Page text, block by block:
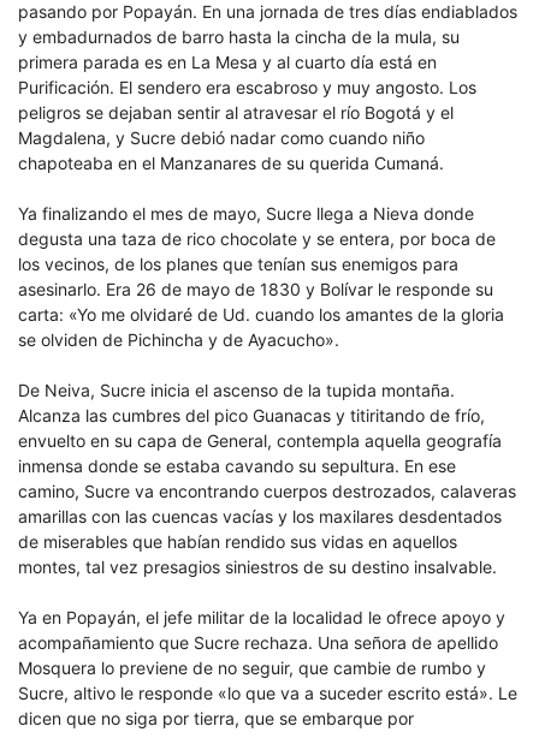
pasando por Popayán. En una jornada de tres días endiablados
y embadurnados de barro hasta la cincha de la mula, su
primera parada es en La Mesa y al cuarto día está en
Purificación. El sendero era escabroso y muy angosto. Los
peligros se dejaban sentir al atravesar el río Bogotá y el
Magdalena, y Sucre debió nadar como cuando niño
chapoteaba en el Manzanares de su querida Cumaná.
Ya finalizando el mes de mayo, Sucre llega a Nieva donde
degusta una taza de rico chocolate y se entera, por boca de
los vecinos, de los planes que tenían sus enemigos para
asesinarlo. Era 26 de mayo de 1830 y Bolívar le responde su
carta: «Yo me olvidaré de Ud. cuando los amantes de la gloria
se olviden de Pichincha y de Ayacucho».
De Neiva, Sucre inicia el ascenso de la tupida montaña.
Alcanza las cumbres del pico Guanacas y titiritando de frío,
envuelto en su capa de General, contempla aquella geografía
inmensa donde se estaba cavando su sepultura. En ese
camino, Sucre va encontrando cuerpos destrozados, calaveras
amarillas con las cuencas vacías y los maxilares desdentados
de miserables que habían rendido sus vidas en aquellos
montes, tal vez presagios siniestros de su destino insalvable.
Ya en Popayán, el jefe militar de la localidad le ofrece apoyo y
acompañamiento que Sucre rechaza. Una señora de apellido
Mosquera lo previene de no seguir, que cambie de rumbo y
Sucre, altivo le responde «lo que va a suceder escrito está». Le
dicen que no siga por tierra, que se embarque por